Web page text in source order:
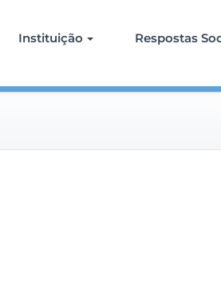
Instituição Respostas